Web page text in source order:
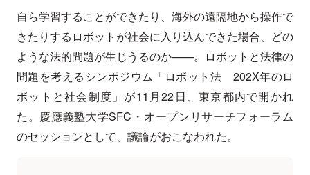
自ら学習することができたり、海外の遠隔地から操作で
きたりするロボットが社会に入り込んできた場合、どの
ような法的問題が生じうるのか——。ロボットと法律の
問題を考えるシンポジウム「ロボット法 202X年のロ
ボットと社会制度」が11月22日、東京都内で開かれ
た。慶應義塾大学SFC・オープンリサーチフォーラム
のセッションとして、議論がおこなわれた。